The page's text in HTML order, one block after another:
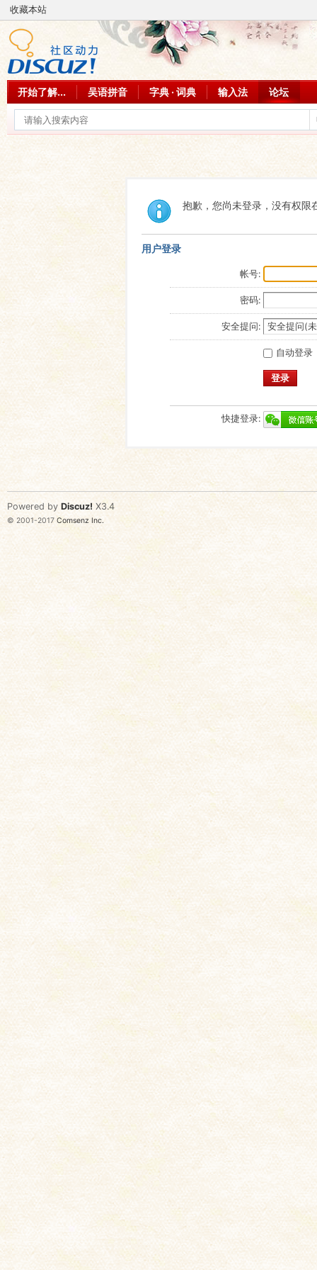
收藏本站
开始了解... 吴语拼音 字典 · 词典 输入法 论坛
抱歉，您尚未登录，没有权限
用户登录
帐号:
密码:
安全提问:
自动登录
登录
快捷登录:
Powered by Discuz! X3.4
© 2001-2017 Comsenz Inc.